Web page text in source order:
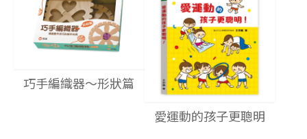
巧手編織器～形狀篇
愛運動的孩子更聰明